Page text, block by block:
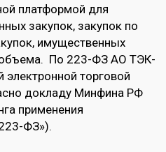
платформой для
закупок, закупок по
имущественных
объема. По 223-ФЗ АО ТЭК-
электронной торговой
докладу Минфина РФ
применения
ФЗ»).